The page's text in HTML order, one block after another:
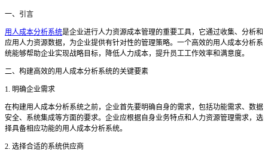
一、引言
用人成本分析系统是企业进行人力资源成本管理的重要工具，它通过收集、分析和
应用人力资源数据，为企业提供有针对性的管理策略。一个高效的用人成本分析系
统能够帮助企业实现战略目标，降低人力成本，提升员工工作效率和满意度。
二、构建高效的用人成本分析系统的关键要素
1. 明确企业需求
在构建用人成本分析系统之前，企业首先要明确自身的需求，包括功能需求、数据
安全、系统集成等方面的要求。企业应根据自身业务特点和人力资源管理需求，选
择具备相应功能的用人成本分析系统。
2. 选择合适的系统供应商